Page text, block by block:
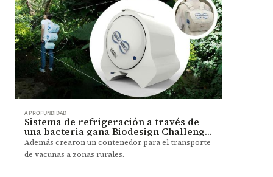
A PROFUNDIDAD
Sistema de refrigeración a través de
una bacteria gana Biodesign Challenge
2019
Además crearon un contenedor para el transporte
de vacunas a zonas rurales.